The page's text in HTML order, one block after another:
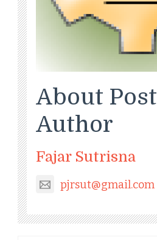
About Post
Author
Fajar Sutrisna
pjrsut@gmail.com